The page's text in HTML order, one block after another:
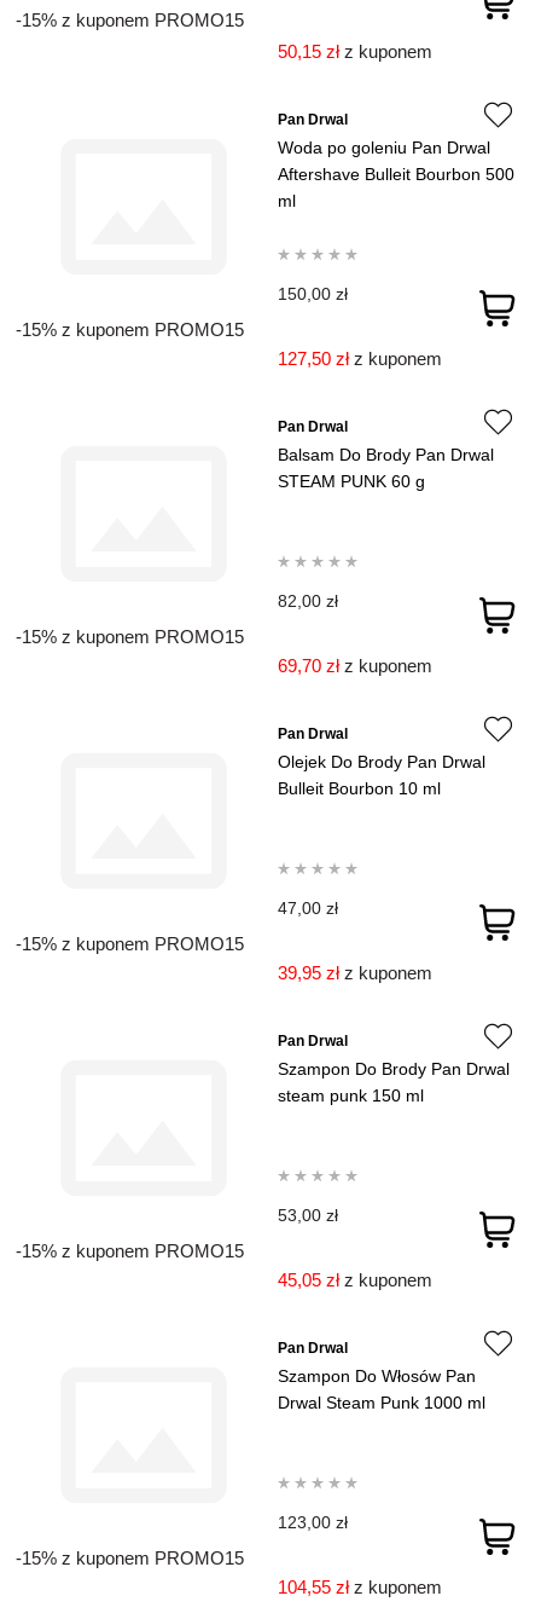
-15% z kuponem PROMO15
50,15 złz kuponem
-15% z kuponem PROMO15
Pan Drwal
Woda po goleniu Pan Drwal
Aftershave Bulleit Bourbon 500
ml
150,00 zł
127,50 złz kuponem
-15% z kuponem PROMO15
Pan Drwal
Balsam Do Brody Pan Drwal
STEAM PUNK 60 g
82,00 zł
69,70 złz kuponem
-15% z kuponem PROMO15
Pan Drwal
Olejek Do Brody Pan Drwal
Bulleit Bourbon 10 ml
47,00 zł
39,95 złz kuponem
-15% z kuponem PROMO15
Pan Drwal
Szampon Do Brody Pan Drwal
steam punk 150 ml
53,00 zł
45,05 złz kuponem
-15% z kuponem PROMO15
Pan Drwal
Szampon Do Włosów Pan
Drwal Steam Punk 1000 ml
123,00 zł
104,55 złz kuponem